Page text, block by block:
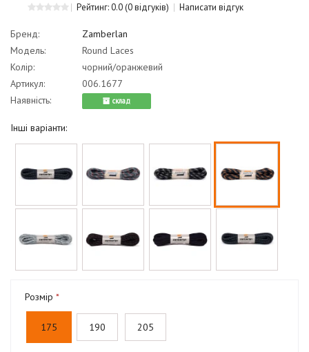
Рейтинг: 0.0(0 відгуків) Написати відгук
Бренд:
Zamberlan
Модель:
Round Laces
Колір:
чорний/оранжевий
Артикул:
006.1677
Наявність:
cклад
Інші варіанти:
Розмір
175 190 205